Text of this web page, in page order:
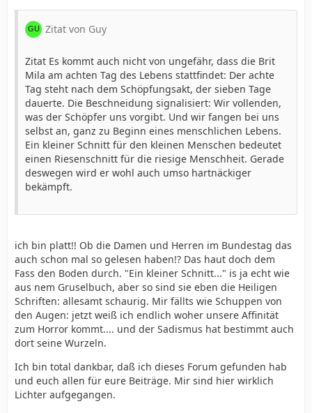
Zitat von Guy
Zitat Es kommt auch nicht von ungefähr, dass die Brit
Mila am achten Tag des Lebens stattfindet: Der achte
Tag steht nach dem Schöpfungsakt, der sieben Tage
dauerte. Die Beschneidung signalisiert: Wir vollenden,
was der Schöpfer uns vorgibt. Und wir fangen bei uns
selbst an, ganz zu Beginn eines menschlichen Lebens.
Ein kleiner Schnitt für den kleinen Menschen bedeutet
einen Riesenschnitt für die riesige Menschheit. Gerade
deswegen wird er wohl auch umso hartnäckiger
bekämpft.
ich bin platt!! Ob die Damen und Herren im Bundestag das
auch schon mal so gelesen haben!? Das haut doch dem
Fass den Boden durch. "Ein kleiner Schnitt..." is ja echt wie
aus nem Gruselbuch, aber so sind sie eben die Heiligen
Schriften: allesamt schaurig. Mir fällts wie Schuppen von
den Augen: jetzt weiß ich endlich woher unsere Affinität
zum Horror kommt.... und der Sadismus hat bestimmt auch
dort seine Wurzeln.
Ich bin total dankbar, daß ich dieses Forum gefunden hab
und euch allen für eure Beiträge. Mir sind hier wirklich
Lichter aufgegangen.